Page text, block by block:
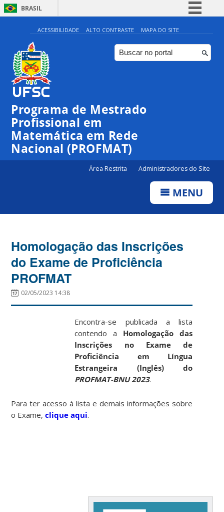
BRASIL
Simplifique!
Comunica BR
Participe
ACESSIBILIDADE ALTO CONTRASTE MAPA DO SITE
Programa de Mestrado
Profissional em
Matemática em Rede
Nacional (PROFMAT)
Área Restrita Administradores do Site
MENU
Homologação das Inscrições
do Exame de Proficiência
PROFMAT
02/05/2023 14:38
Encontra-se publicada a lista
contendo a Homologação das
Inscrições no Exame de
Proficiência em Língua
Estrangeira (Inglês) do
PROFMAT-BNU 2023.
Para ter acesso à lista e demais informações sobre
o Exame,clique aqui.